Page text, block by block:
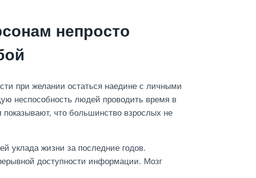
непросто
при желании остаться наедине с личными
неспособность людей проводить время в
что большинство взрослых не
уклада жизни за последние годов.
доступности информации. Мозг